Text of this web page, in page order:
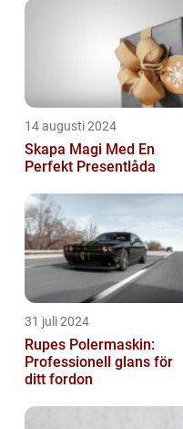
14 augusti 2024
Skapa Magi Med En
Perfekt Presentlåda
31 juli 2024
Rupes Polermaskin:
Professionell glans för
ditt fordon